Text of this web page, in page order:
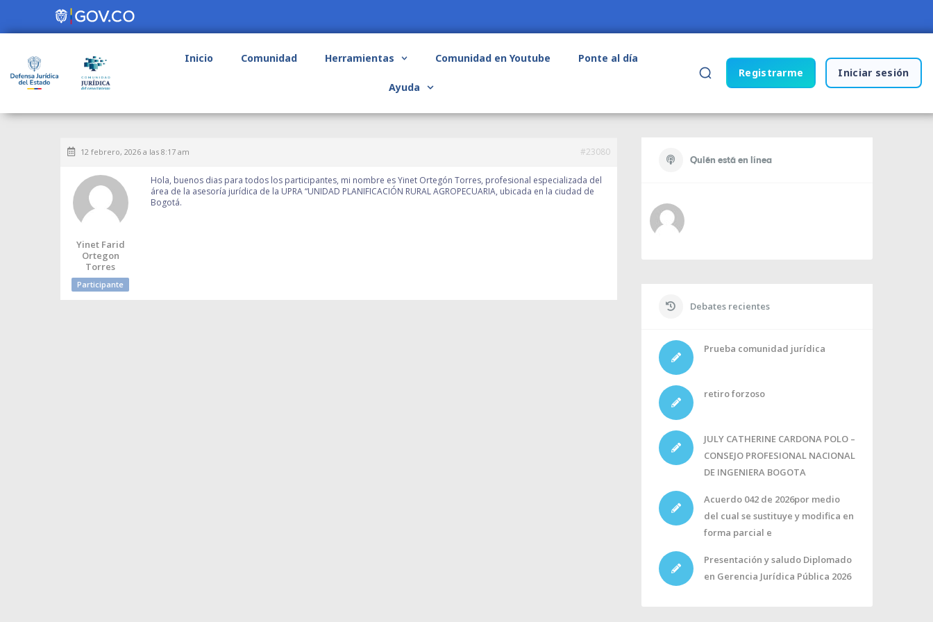
Inicio Comunidad Herramientas Comunidad en Youtube Ponte al día
Ayuda
Registrarme Iniciar sesión
12 febrero, 2026 a las 8:17 am #23080
Yinet Farid
Ortegon
Torres
Participante
Hola, buenos dias para todos los participantes, mi nombre es Yinet Ortegón Torres, profesional especializada del
área de la asesoría jurídica de la UPRA “UNIDAD PLANIFICACIÓN RURAL AGROPECUARIA, ubicada en la ciudad de
Bogotá.
Quién está en línea
Debates recientes
Prueba comunidad jurídica
retiro forzoso
JULY CATHERINE CARDONA POLO –
CONSEJO PROFESIONAL NACIONAL
DE INGENIERA BOGOTA
Acuerdo 042 de 2026por medio
del cual se sustituye y modifica en
forma parcial e
Presentación y saludo Diplomado
en Gerencia Jurídica Pública 2026